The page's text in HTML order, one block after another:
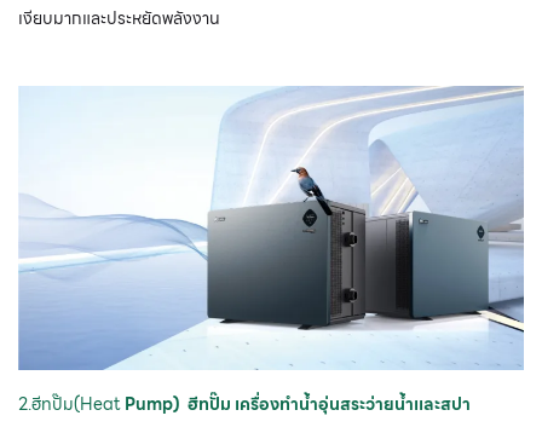
เงียบมากและประหยัดพลังงาน
2.ฮีทปั๊ม(HeatPump) ฮีทปั๊ม เครื่องทำน้ำอุ่นสระว่ายน้ำเเละสปา